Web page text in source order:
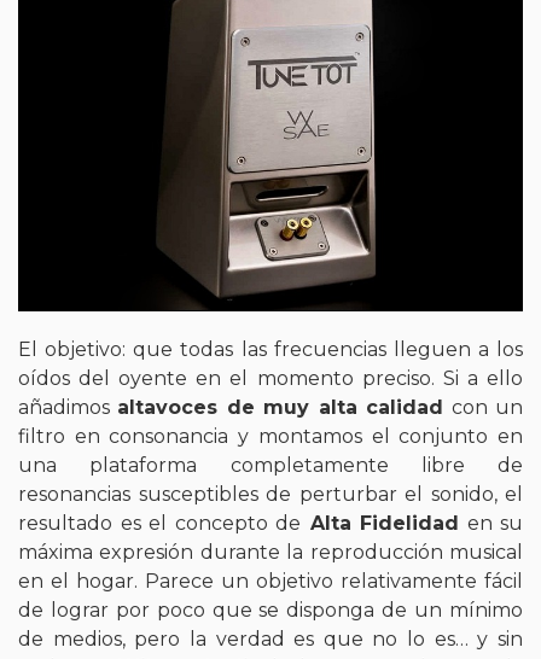
El objetivo: que todas las frecuencias lleguen a los
oídos del oyente en el momento preciso. Si a ello
añadimos altavoces de muy alta calidad con un
filtro en consonancia y montamos el conjunto en
una plataforma completamente libre de
resonancias susceptibles de perturbar el sonido, el
resultado es el concepto de Alta Fidelidad en su
máxima expresión durante la reproducción musical
en el hogar. Parece un objetivo relativamente fácil
de lograr por poco que se disponga de un mínimo
de medios, pero la verdad es que no lo es… y sin